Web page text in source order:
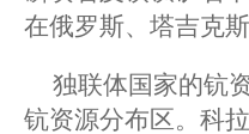
在俄罗斯、塔吉克
独联体国家的钪
钪资源分布区。科